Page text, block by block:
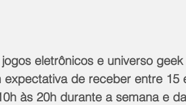
eletrônicos e universo
de receber entre 15
às 20h durante a semana e